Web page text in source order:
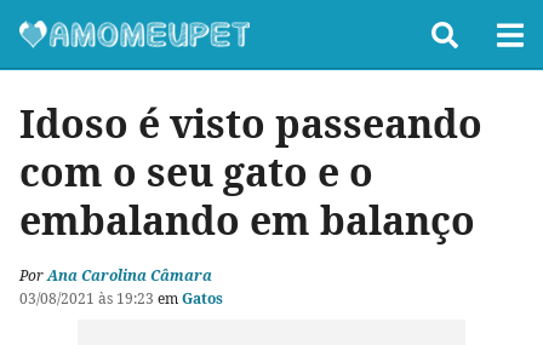
Idoso é visto passeando
com o seu gato e o
embalando em balanço
PorAna Carolina Câmara
03/08/2021 às 19:23 emGatos